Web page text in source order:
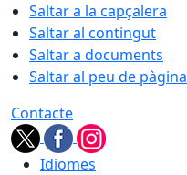
Saltar a la capçalera
Saltar al contingut
Saltar a documents
Saltar al peu de pàgina
Contacte
Idiomes